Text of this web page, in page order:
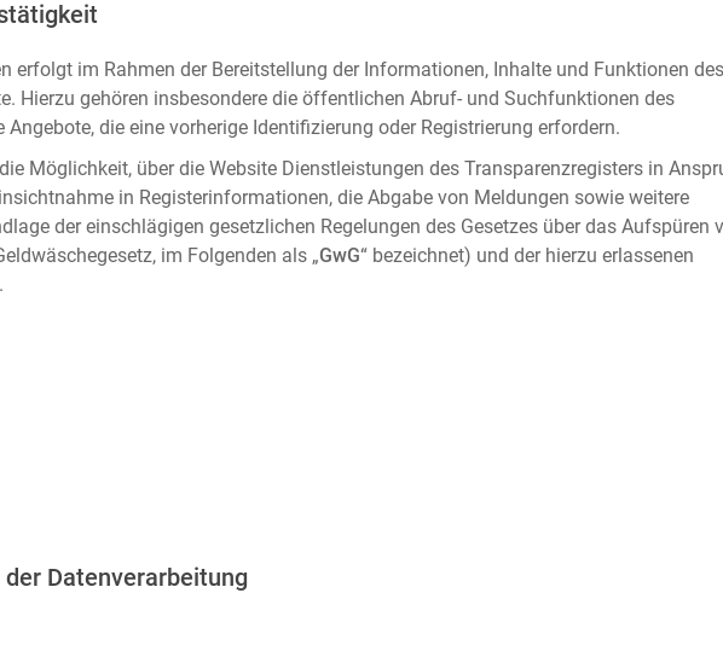
erfolgt im Rahmen der Bereitstellung der Informationen, Inhalte und Funktionen
Hierzu gehören insbesondere die öffentlichen Abruf- und Suchfunktionen des
die eine vorherige Identifizierung oder Registrierung erfordern.
Möglichkeit, über die Website Dienstleistungen des Transparenzregisters in
in Registerinformationen, die Abgabe von Meldungen sowie weitere
der einschlägigen gesetzlichen Regelungen des Gesetzes über das Aufspüren
im Folgenden als „GwG“ bezeichnet) und der hierzu erlassenen
Datenverarbeitung